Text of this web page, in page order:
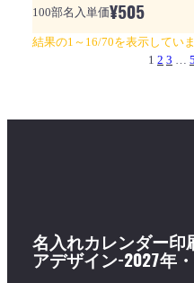
100部名入単価¥505
結果の1～16/70を表示してい
1 2 3 … 5
名入れカレンダー印
アデザイン-2027年